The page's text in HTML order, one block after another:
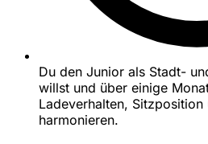
Du den Junior als Stadt-
willst und über einige
Ladeverhalten, Sitzposition
harmonieren.